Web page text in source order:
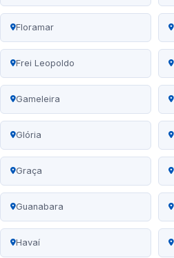
Floramar
Frei Leopoldo
Gameleira
Glória
Graça
Guanabara
Havaí